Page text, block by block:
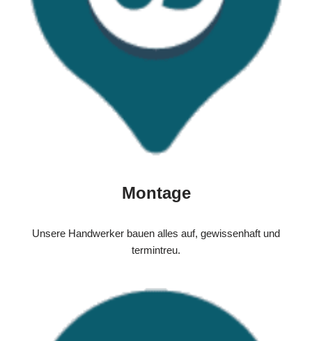
Montage
Unsere Handwerker bauen alles auf, gewissenhaft und
termintreu.